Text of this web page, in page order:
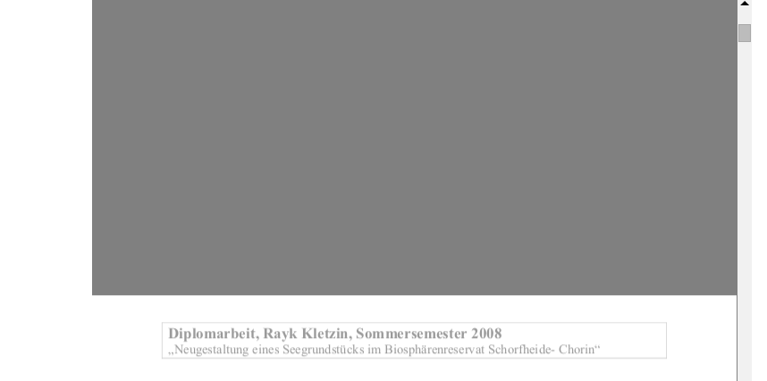
Diplomarbeit, Rayk Kletzin, Sommersemester 2008
„Neugestaltung eines Seegrundstücks im Biosphärenreservat Schorfheide- Chorin“